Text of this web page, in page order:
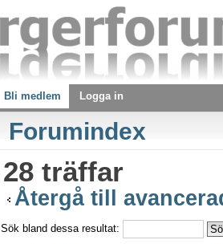
Bli medlem Logga in
Forumindex
28 träffar
Återgå till
Sök bland dessa resultat: